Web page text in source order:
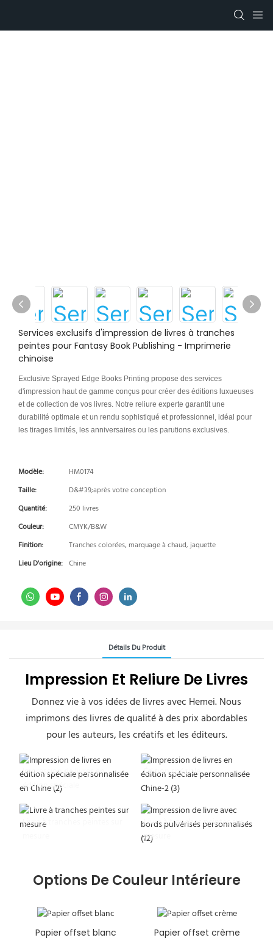
Services exclusifs d'impression de livres à tranches
peintes pour Fantasy Book Publishing - Imprimerie
chinoise
Exclusive Sprayed Edge Books Printing propose des services
d'impression haut de gamme conçus pour créer des éditions luxueuses
et de collection de vos livres. Notre reliure experte garantit une
durabilité optimale et un rendu sophistiqué et professionnel, idéal pour
les tirages limités, les anniversaires ou les parutions exclusives.
Modèle:
HM0174
Taille:
D&#39;après votre conception
Quantité:
250 livres
Couleur:
CMYK/B&W
Finition:
Tranches colorées, marquage à chaud, jaquette
Lieu D'origine: Chine
Détails Du Produit
Impression Et Reliure De Livres
Donnez vie à vos idées de livres avec Hemei. Nous
imprimons des livres de qualité à des prix abordables
pour les auteurs, les créatifs et les éditeurs.
Impression de livres en
édition spéciale
Édition spéciale
Livre à tranches peintes sur
Livre à tranches peintes sur
mesure
Options De Couleur Intérieure
Papier offset blanc Papier offset crème